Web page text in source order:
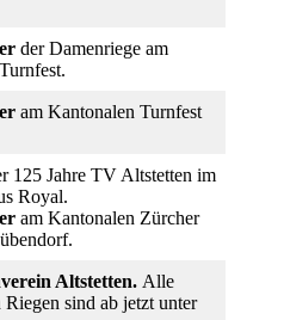
der Damenriege am
am Kantonalen Turnfest
125 Jahre TV Altstetten im
Royal.
am Kantonalen Zürcher
Altstetten. Alle
Riegen sind ab jetzt unter